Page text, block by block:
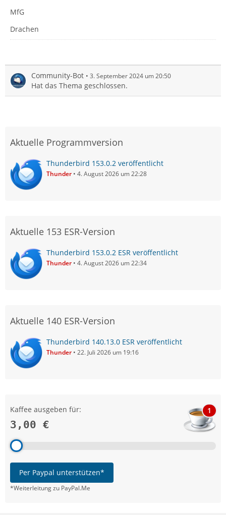
MfG
Drachen
Community-Bot 3. September 2024 um 20:50
Hat das Thema geschlossen.
Aktuelle Programmversion
Thunderbird 153.0.2 veröffentlicht
Thunder 4. August 2026 um 22:28
Aktuelle 153 ESR-Version
Thunderbird 153.0.2 ESR veröffentlicht
Thunder 4. August 2026 um 22:34
Aktuelle 140 ESR-Version
Thunderbird 140.13.0 ESR veröffentlicht
Thunder 22. Juli 2026 um 19:16
Kaffee ausgeben für:
3,00 €
1
Per Paypal unterstützen*
*Weiterleitung zu PayPal.Me